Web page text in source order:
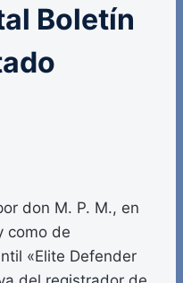
Boletín
don M. P. M., en
como de
«Elite Defender